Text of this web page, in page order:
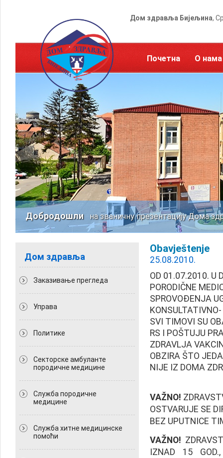
Дом здравља Бијељина,
Почетна О нама
Добродошлина званичну презентацију Дома
Дом здравља
Заказивање прегледа
Управа
Политикe
Секторске амбуланте
породичне медицине
Служба породичне
медицине
Служба хитне медицинске
помоћи
Obavještenje
25.08.2010.
OD 01.07.2010. U
PORODIČNE
SPROVOĐENJA
SVI TIMOVI SU
RS I POŠTUJU
ZDRAVLJA
OBZIRA ŠTO
NIJE IZ DOMA
VAŽNO!
OSTVARUJE SE
BEZ UPUTNICE
VAŽNO!
IZNAD 15